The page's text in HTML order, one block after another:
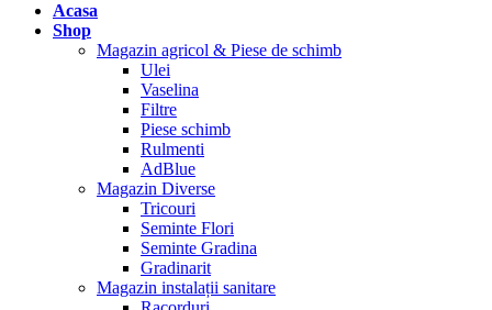
Acasa
Shop
Magazin agricol & Piese de schimb
Ulei
Vaselina
Filtre
Piese schimb
Rulmenti
AdBlue
Magazin Diverse
Tricouri
Seminte Flori
Seminte Gradina
Gradinarit
Magazin instalații sanitare